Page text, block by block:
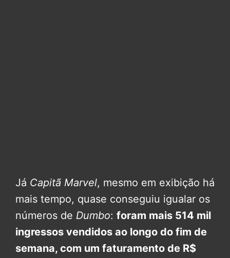
Já Capitã Marvel, mesmo em exibição há
mais tempo, quase conseguiu igualar os
números de Dumbo: foram mais 514 mil
ingressos vendidos ao longo do fim de
semana, com um faturamento de R$